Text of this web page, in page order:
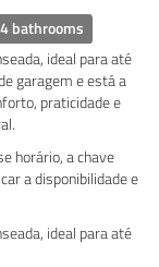
bathrooms
ideal para até
garagem e está a
praticidade e
horário, a chave
a disponibilidade e
ideal para até